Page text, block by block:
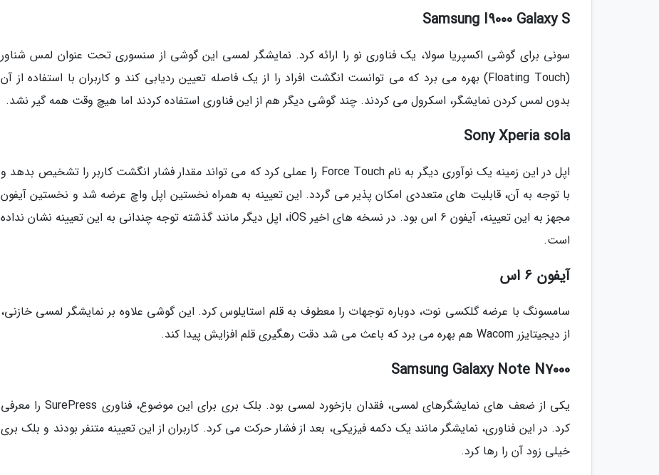
Samsung I9000 Galaxy S
سونی برای گوشی اکسپریا سولا، یک فناوری نو را ارائه کرد. نمایشگر لمسی این گوشی از سنسوری تحت عنوان لمس شناور
(Floating Touch) بهره می برد که می توانست انگشت افراد را از یک فاصله تعیین ردیابی کند و کاربران با استفاده از آن
بدون لمس کردن نمایشگر، اسکرول می کردند. چند گوشی دیگر هم از این فناوری استفاده کردند اما هیچ وقت همه گیر نشد.
Sony Xperia sola
اپل در این زمینه یک نوآوری دیگر به نام Force Touch را عملی کرد که می تواند مقدار فشار انگشت کاربر را تشخیص بدهد و
با توجه به آن، قابلیت های متعددی امکان پذیر می گردد. این تعیینه به همراه نخستین اپل واچ عرضه شد و نخستین آیفون
مجهز به این تعیینه، آیفون 6 اس بود. در نسخه های اخیر iOS، اپل دیگر مانند گذشته توجه چندانی به این تعیینه نشان نداده
است.
آیفون 6 اس
سامسونگ با عرضه گلکسی نوت، دوباره توجهات را معطوف به قلم استایلوس کرد. این گوشی علاوه بر نمایشگر لمسی خازنی،
از دیجیتایزر Wacom هم بهره می برد که باعث می شد دقت رهگیری قلم افزایش پیدا کند.
Samsung Galaxy Note N7000
یکی از ضعف های نمایشگرهای لمسی، فقدان بازخورد لمسی بود. بلک بری برای این موضوع، فناوری SurePress را معرفی
کرد. در این فناوری، نمایشگر مانند یک دکمه فیزیکی، بعد از فشار حرکت می کرد. کاربران از این تعیینه متنفر بودند و بلک بری
خیلی زود آن را رها کرد.